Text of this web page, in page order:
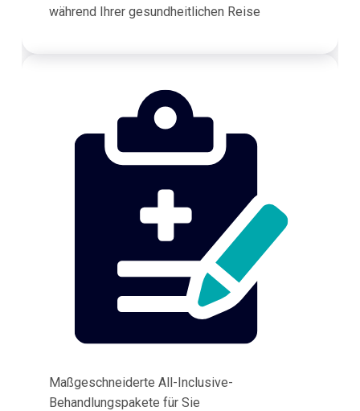
während Ihrer gesundheitlichen Reise
Maßgeschneiderte All-Inclusive-
Behandlungspakete für Sie